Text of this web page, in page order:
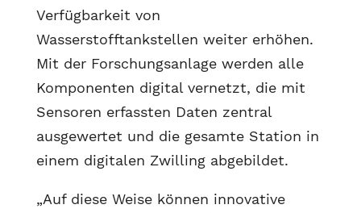
Verfügbarkeit von
Wasserstofftankstellen weiter erhöhen.
Mit der Forschungsanlage werden alle
Komponenten digital vernetzt, die mit
Sensoren erfassten Daten zentral
ausgewertet und die gesamte Station in
einem digitalen Zwilling abgebildet.
„Auf diese Weise können innovative